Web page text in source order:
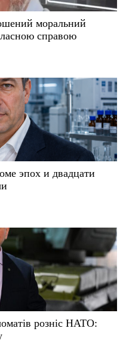
моральний
справою
эпох и двадцати
розніс НАТО: